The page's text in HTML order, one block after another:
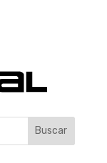
Buscar